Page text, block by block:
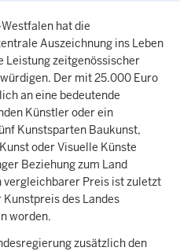
hat die
Auszeichnung ins Leben
Leistung zeitgenössischer
Der mit 25.000 Euro
an eine bedeutende
Künstler oder ein
Kunstsparten Baukunst,
oder Visuelle Künste
Beziehung zum Land
vergleichbarer Preis ist zuletzt
des Landes
worden.
zusätzlich den